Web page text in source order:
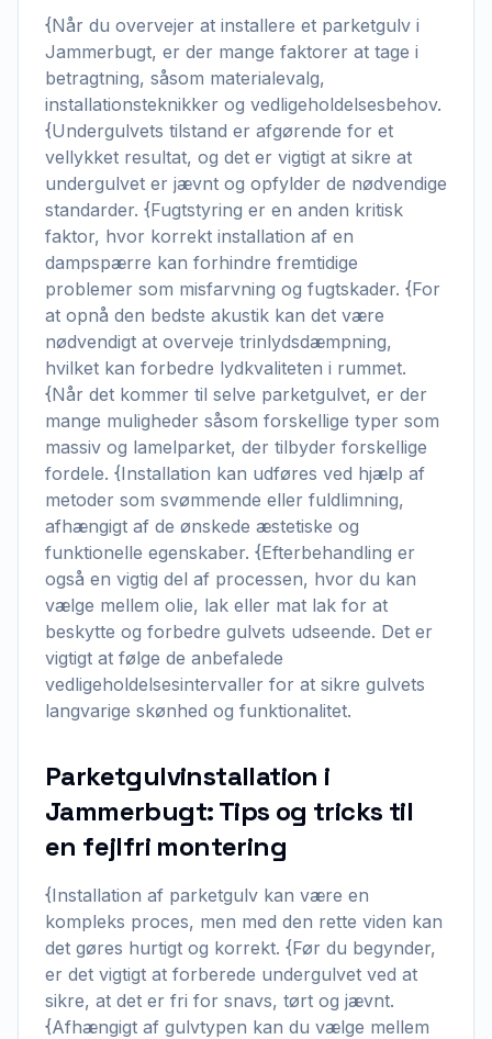
{Når du overvejer at installere et parketgulv i
Jammerbugt, er der mange faktorer at tage i
betragtning, såsom materialevalg,
installationsteknikker og vedligeholdelsesbehov.
{Undergulvets tilstand er afgørende for et
vellykket resultat, og det er vigtigt at sikre at
undergulvet er jævnt og opfylder de nødvendige
standarder. {Fugtstyring er en anden kritisk
faktor, hvor korrekt installation af en
dampspærre kan forhindre fremtidige
problemer som misfarvning og fugtskader. {For
at opnå den bedste akustik kan det være
nødvendigt at overveje trinlydsdæmpning,
hvilket kan forbedre lydkvaliteten i rummet.
{Når det kommer til selve parketgulvet, er der
mange muligheder såsom forskellige typer som
massiv og lamelparket, der tilbyder forskellige
fordele. {Installation kan udføres ved hjælp af
metoder som svømmende eller fuldlimning,
afhængigt af de ønskede æstetiske og
funktionelle egenskaber. {Efterbehandling er
også en vigtig del af processen, hvor du kan
vælge mellem olie, lak eller mat lak for at
beskytte og forbedre gulvets udseende. Det er
vigtigt at følge de anbefalede
vedligeholdelsesintervaller for at sikre gulvets
langvarige skønhed og funktionalitet.
Parketgulvinstallation i
Jammerbugt: Tips og tricks til
en fejlfri montering
{Installation af parketgulv kan være en
kompleks proces, men med den rette viden kan
det gøres hurtigt og korrekt. {Før du begynder,
er det vigtigt at forberede undergulvet ved at
sikre, at det er fri for snavs, tørt og jævnt.
{Afhængigt af gulvtypen kan du vælge mellem